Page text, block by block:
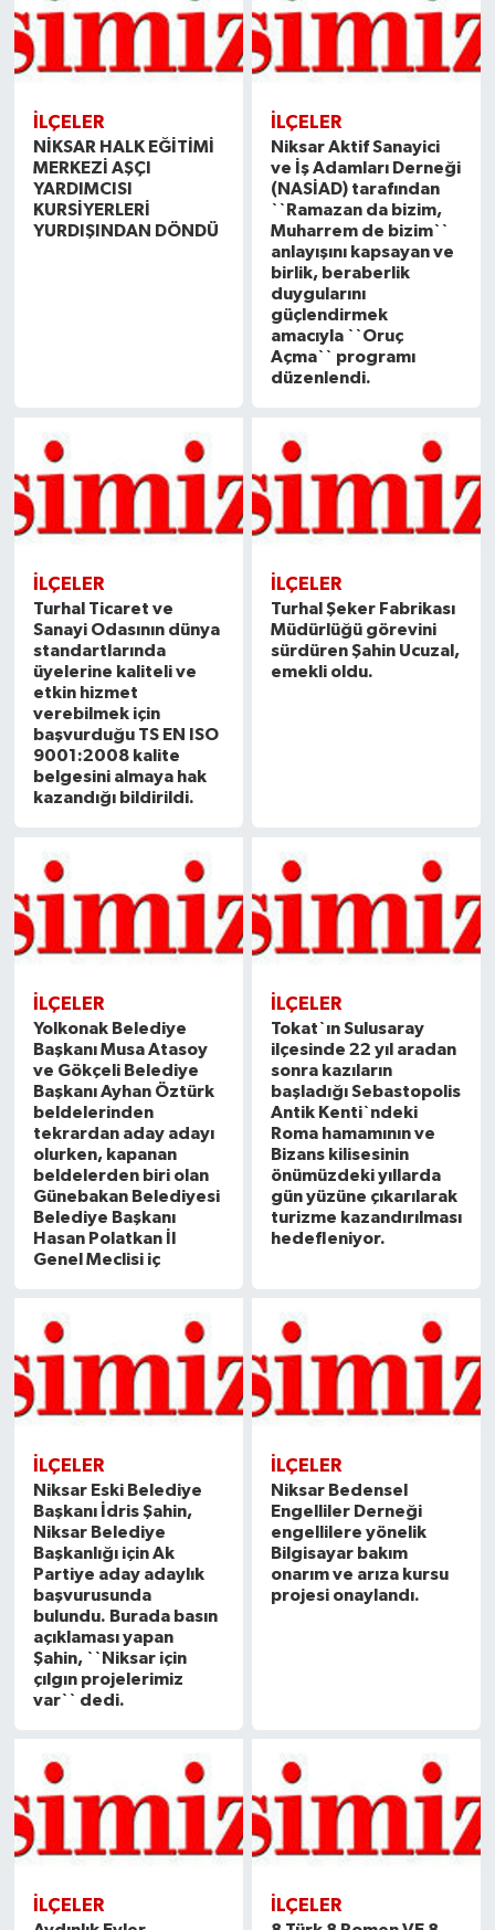
İLÇELER
NİKSAR HALK EĞİTİMİ
MERKEZİ AŞÇI
YARDIMCISI
KURSİYERLERİ
YURDIŞINDAN DÖNDÜ
İLÇELER
Niksar Aktif Sanayici
ve İş Adamları Derneği
(NASİAD) tarafından
``Ramazan da bizim,
Muharrem de bizim``
anlayışını kapsayan ve
birlik, beraberlik
duygularını
güçlendirmek
amacıyla ``Oruç
Açma`` programı
düzenlendi.
İLÇELER
Turhal Ticaret ve
Sanayi Odasının dünya
standartlarında
üyelerine kaliteli ve
etkin hizmet
verebilmek için
başvurduğu TS EN ISO
9001:2008 kalite
belgesini almaya hak
kazandığı bildirildi.
İLÇELER
Turhal Şeker Fabrikası
Müdürlüğü görevini
sürdüren Şahin Ucuzal,
emekli oldu.
İLÇELER
Yolkonak Belediye
Başkanı Musa Atasoy
ve Gökçeli Belediye
Başkanı Ayhan Öztürk
beldelerinden
tekrardan aday adayı
olurken, kapanan
beldelerden biri olan
Günebakan Belediyesi
Belediye Başkanı
Hasan Polatkan İl
Genel Meclisi iç
İLÇELER
Tokat`ın Sulusaray
ilçesinde 22 yıl aradan
sonra kazıların
başladığı Sebastopolis
Antik Kenti`ndeki
Roma hamamının ve
Bizans kilisesinin
önümüzdeki yıllarda
gün yüzüne çıkarılarak
turizme kazandırılması
hedefleniyor.
İLÇELER
Niksar Eski Belediye
Başkanı İdris Şahin,
Niksar Belediye
Başkanlığı için Ak
Partiye aday adaylık
başvurusunda
bulundu. Burada basın
açıklaması yapan
Şahin, ``Niksar için
çılgın projelerimiz
var`` dedi.
İLÇELER
Niksar Bedensel
Engelliler Derneği
engellilere yönelik
Bilgisayar bakım
onarım ve arıza kursu
projesi onaylandı.
İLÇELER İLÇELER